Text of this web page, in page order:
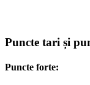
Puncte tari și
Puncte forte: